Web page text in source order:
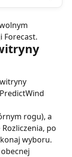
Forecast.
rogu), a
po
wyboru.